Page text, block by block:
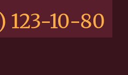
123-10-80